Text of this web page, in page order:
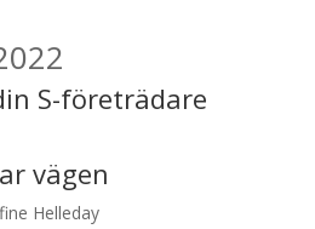
S-företrädare
vägen
Helleday